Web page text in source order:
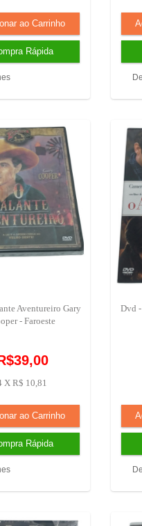
Aventureiro Gary
- Faroeste
X R$ 10,81
Dvd